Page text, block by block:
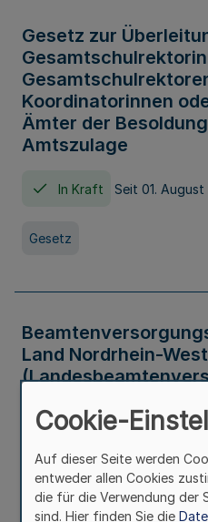
Gesetz zur
Koordinatorinnen
Ämter der
Amtszulage
In Kraft Seit 01. August
Gesetz
Land Nordrhein-
Gesetz
Cookie-
Auf dieser Seite werden
entweder allen Cookies
die für die Verwendung der
sind. Hier finden Sie die